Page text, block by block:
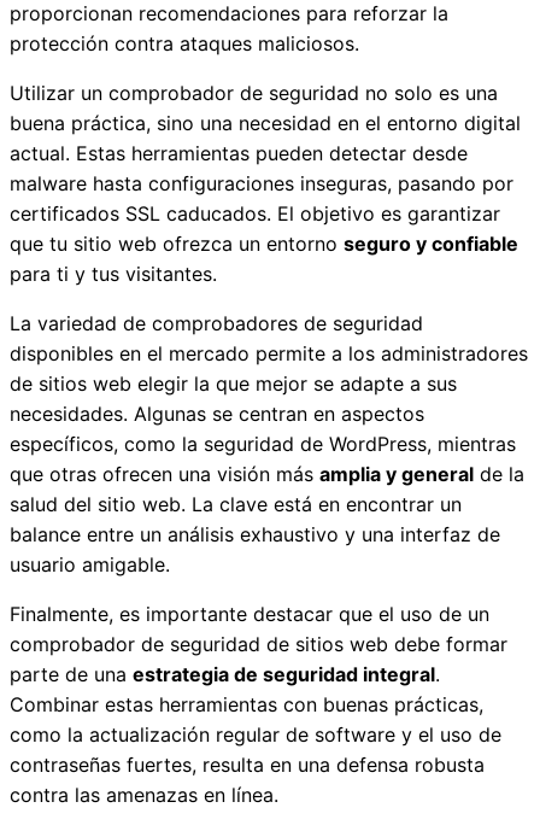
proporcionan recomendaciones para reforzar la
protección contra ataques maliciosos.
Utilizar un comprobador de seguridad no solo es una
buena práctica, sino una necesidad en el entorno digital
actual. Estas herramientas pueden detectar desde
malware hasta configuraciones inseguras, pasando por
certificados SSL caducados. El objetivo es garantizar
que tu sitio web ofrezca un entorno seguro y confiable
para ti y tus visitantes.
La variedad de comprobadores de seguridad
disponibles en el mercado permite a los administradores
de sitios web elegir la que mejor se adapte a sus
necesidades. Algunas se centran en aspectos
específicos, como la seguridad de WordPress, mientras
que otras ofrecen una visión más amplia y general de la
salud del sitio web. La clave está en encontrar un
balance entre un análisis exhaustivo y una interfaz de
usuario amigable.
Finalmente, es importante destacar que el uso de un
comprobador de seguridad de sitios web debe formar
parte de una estrategia de seguridad integral.
Combinar estas herramientas con buenas prácticas,
como la actualización regular de software y el uso de
contraseñas fuertes, resulta en una defensa robusta
contra las amenazas en línea.